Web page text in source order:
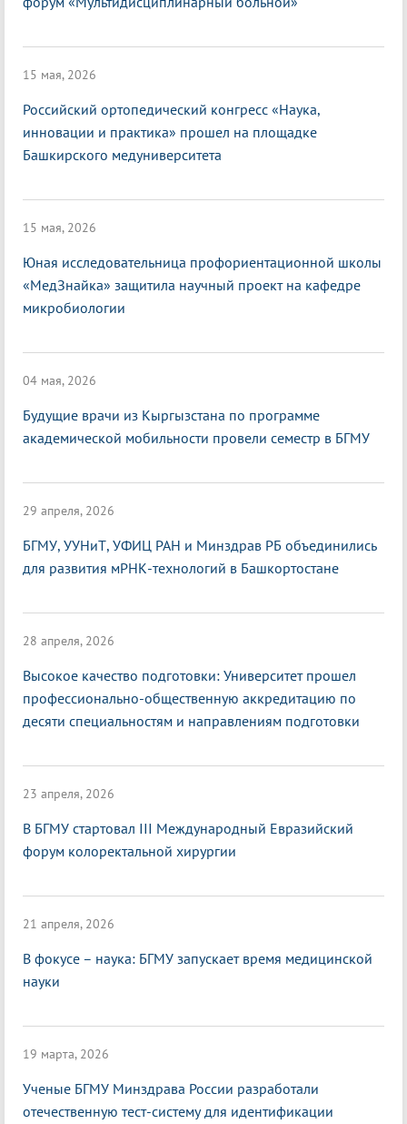
15 мая, 2026
Российский ортопедический конгресс «Наука,
инновации и практика» прошел на площадке
Башкирского медуниверситета
15 мая, 2026
Юная исследовательница профориентационной школы
«МедЗнайка» защитила научный проект на кафедре
микробиологии
04 мая, 2026
Будущие врачи из Кыргызстана по программе
академической мобильности провели семестр в БГМУ
29 апреля, 2026
БГМУ, УУНиТ, УФИЦ РАН и Минздрав РБ объединились
для развития мРНК-технологий в Башкортостане
28 апреля, 2026
Высокое качество подготовки: Университет прошел
профессионально-общественную аккредитацию по
десяти специальностям и направлениям подготовки
23 апреля, 2026
В БГМУ стартовал III Международный Евразийский
форум колоректальной хирургии
21 апреля, 2026
В фокусе – наука: БГМУ запускает время медицинской
науки
19 марта, 2026
Ученые БГМУ Минздрава России разработали
отечественную тест-систему для идентификации